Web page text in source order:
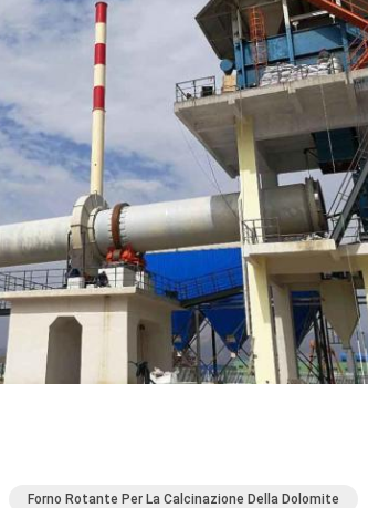
Forno Rotante Per La Calcinazione Della Dolomite